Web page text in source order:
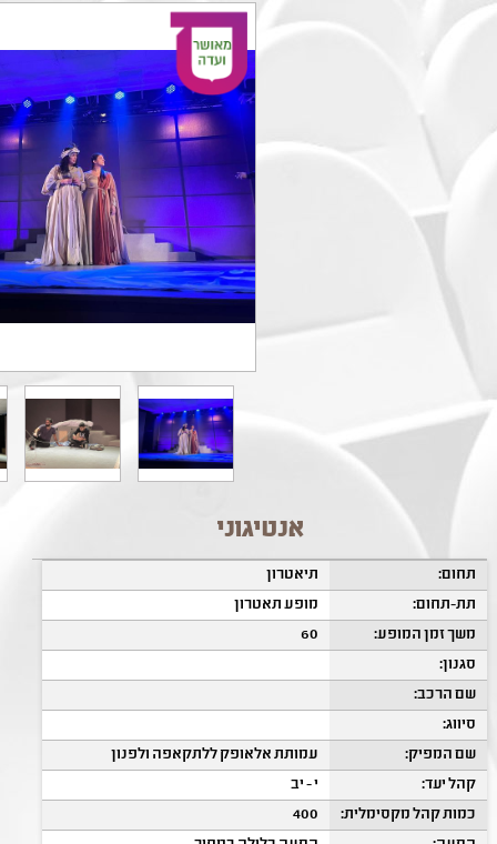
אנטיגוני
תחום:
תיאטרון
תת-תחום:
מופע תאטרון
משך זמן המופע:
60
סגנון:
שם הרכב:
סיווג:
שם המפיק:
עמותת אלאופק ללתקאפה ולפנון
קהל יעד:
י - יב
כמות קהל מקסימלית:
400